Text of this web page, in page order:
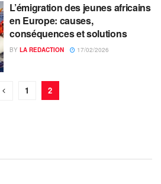
L’émigration des jeunes africains
en Europe: causes,
conséquences et solutions
BY LA REDACTION 17/02/2026
1 2